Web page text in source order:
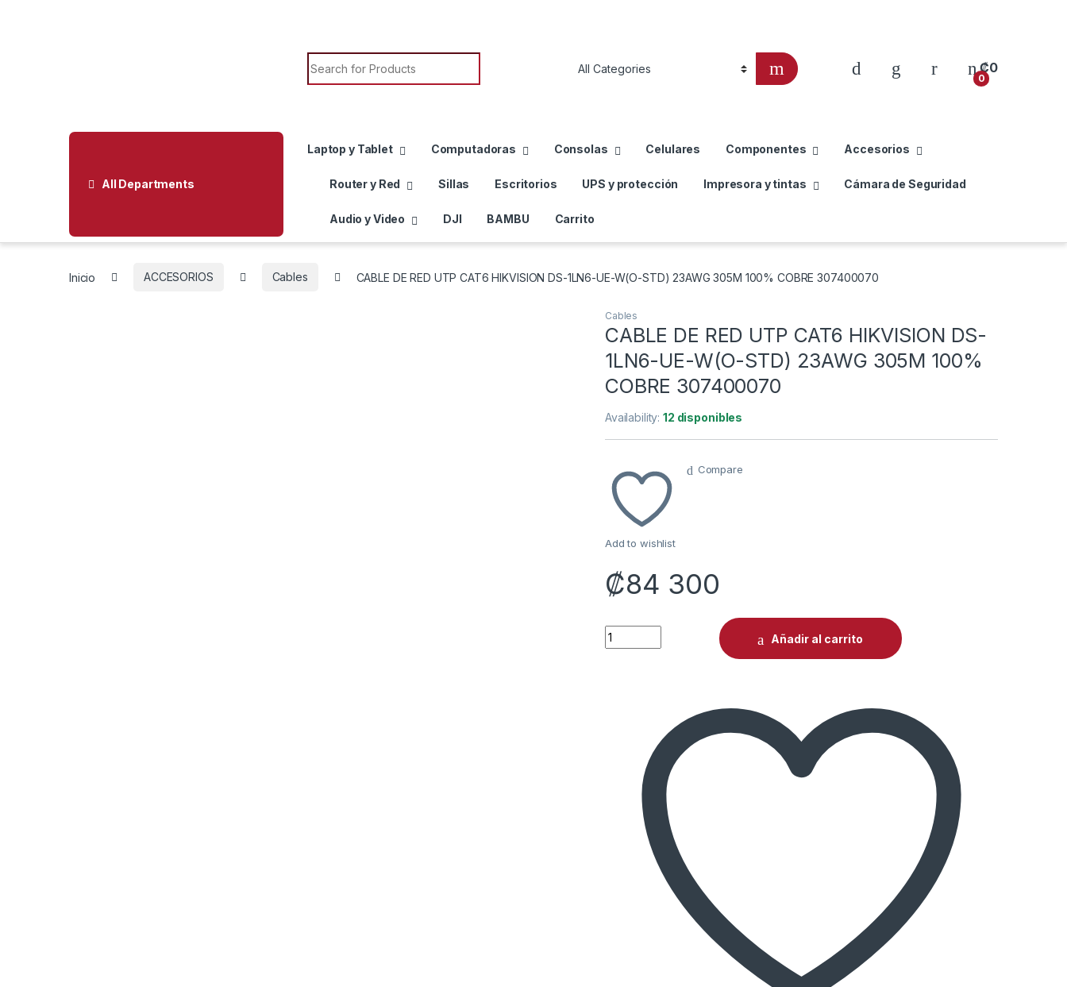
Search for:
0
₡0
All Departments
Laptop y Tablet Computadoras Consolas Celulares Componentes Accesorios
Router y Red Sillas Escritorios UPS y protección Impresora y tintas Cámara de Seguridad
Audio y Video DJI BAMBU Carrito
Inicio ACCESORIOS Cables CABLE DE RED UTP CAT6 HIKVISION DS-1LN6-UE-W(O-STD) 23AWG 305M 100% COBRE 307400070
Cables
CABLE DE RED UTP CAT6 HIKVISION DS-
1LN6-UE-W(O-STD) 23AWG 305M 100%
COBRE 307400070
Availability:12 disponibles
Add to wishlist
Compare
₡84 300
CABLE DE RED UTP CAT6 HIKVISION DS-1LN6-UE-W(O-STD) 23AWG 305M
Añadir al carrito